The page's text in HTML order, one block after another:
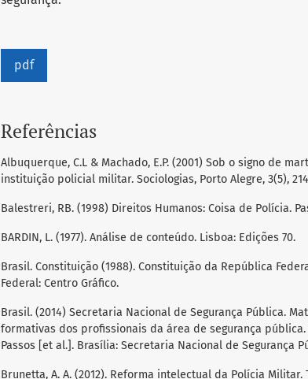
pdf
Referências
Albuquerque, C.L & Machado, E.P. (2001) Sob o signo de
instituição policial militar. Sociologias, Porto Alegre, 3(5),
Balestreri, RB. (1998) Direitos Humanos: Coisa de Polícia.
BARDIN, L. (1977). Análise de conteúdo. Lisboa: Edições 70.
Brasil. Constituição (1988). Constituição da República
Federal: Centro Gráfico.
Brasil. (2014) Secretaria Nacional de Segurança Pública.
formativas dos profissionais da área de segurança
Passos [et al.]. Brasília: Secretaria Nacional de Segurança
Brunetta, A. A. (2012). Reforma intelectual da Polícia Militar.